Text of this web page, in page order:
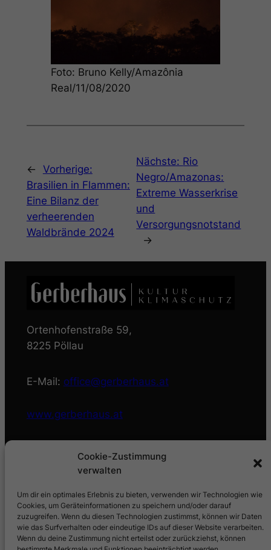
Cookie-Zustimmung
verwalten
Um dir ein optimales Erlebnis zu bieten, verwenden wir Technologien wie
Cookies, um Geräteinformationen zu speichern und/oder darauf
zuzugreifen. Wenn du diesen Technologien zustimmst, können wir Daten
wie das Surfverhalten oder eindeutige IDs auf dieser Website verarbeiten.
Wenn du deine Zustimmung nicht erteilst oder zurückziehst, können
Foto: Bruno Kelly/Amazônia
Real/11/08/2020
←
Vorherige:
Brasilien in Flammen:
Eine Bilanz der
verheerenden
Waldbrände 2024
Nächste: Rio
Negro/Amazonas:
Extreme Wasserkrise
und
Versorgungsnotstand
→
Ortenhofenstraße 59,
8225 Pöllau
E-Mail: office@gerberhaus.at
www.gerberhaus.at
Tel.: +43 3335 3962